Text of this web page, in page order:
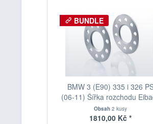
BUNDLE
BMW 3 (E90) 335 i 326
(06-11) Šířka rozchodu
Pro-Spacer S90-1-05-017
System1 Tloušťka 5mm
Obsah2 kusy
1810,00 Kč *